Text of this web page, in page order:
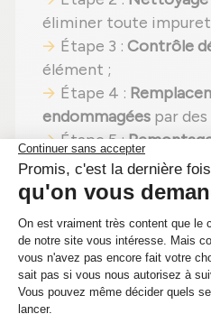
éliminer toute
Étape 3 : Contrôle
élément ;
Étape 4 :
endommagées par
Étape 5 :
effectués selon les
;
Schenck avant envoi.
En choisissant un
vous faites un pari